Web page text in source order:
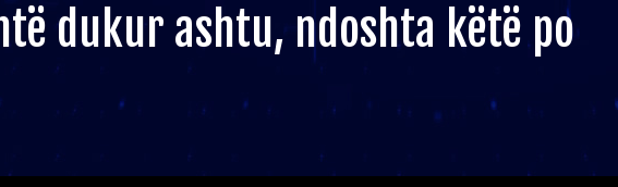
dukur ashtu, ndoshta këtë po